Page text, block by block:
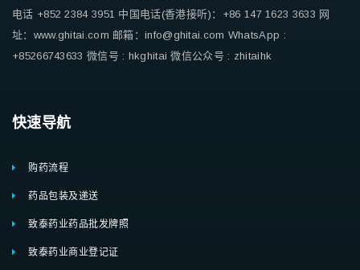
电话 +852 2384 3951 中国电话(香港接听)：+86 147 1623 3633 网
址：www.ghitai.com 邮箱：info@ghitai.com WhatsApp :
+85266743633 微信号 : hkghitai 微信公众号 : zhitaihk
快速导航
购药流程
药品包装及递送
致泰药业药品批发牌照
致泰药业商业登记证